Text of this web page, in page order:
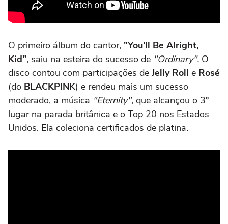
O primeiro álbum do cantor, "You'll Be Alright,
Kid", saiu na esteira do sucesso de "Ordinary". O
disco contou com participações de Jelly Roll e Rosé
(do BLACKPINK) e rendeu mais um sucesso
moderado, a música "Eternity", que alcançou o 3º
lugar na parada britânica e o Top 20 nos Estados
Unidos. Ela coleciona certificados de platina.